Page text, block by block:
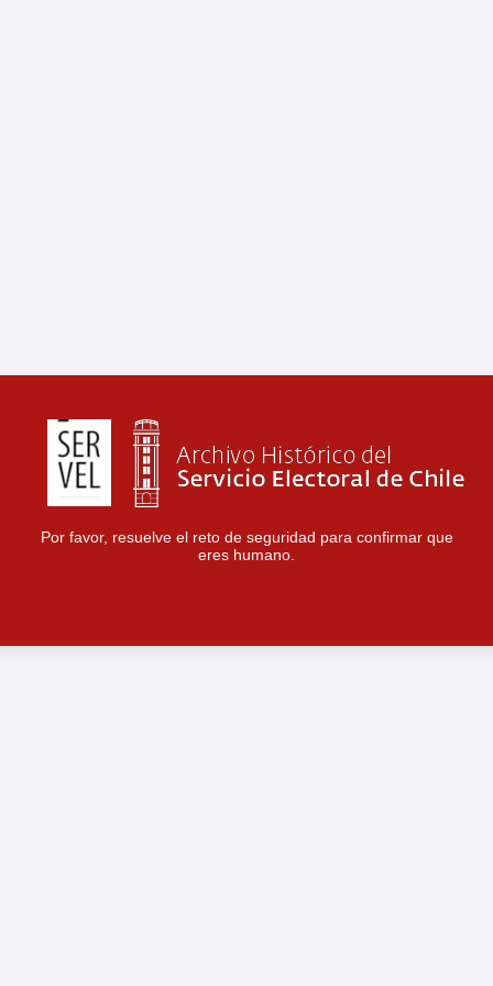
Por favor, resuelve el reto de seguridad para confirmar que
eres humano.